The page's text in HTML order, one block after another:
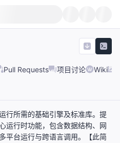
Pull Requests 项目讨论 Wiki
行所需的基础引擎及标准库。提
运行时功能，包含数据结构、网
平台运行与跨语言调用。【此简